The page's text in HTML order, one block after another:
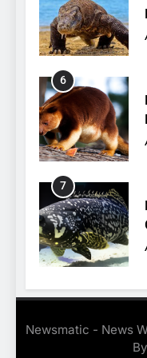
6
7
8
Newsmatic - News
By